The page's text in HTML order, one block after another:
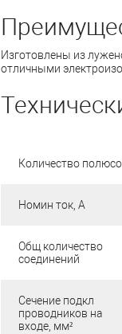
Изготовлены из
отличными
Количество
Номин ток, А
Общ количество
соединений
Сечение подкл
проводников на
входe, мм²